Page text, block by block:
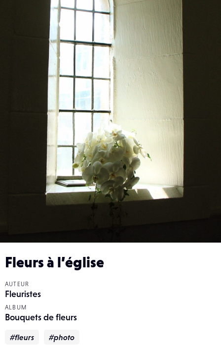
Fleurs à l’église
AUTEUR
Fleuristes
ALBUM
Bouquets de fleurs
#fleurs #photo